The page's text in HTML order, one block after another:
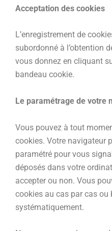
Acceptation des cookies
L’enregistrement de
subordonné à l’obtention
vous donnez en cliquant
bandeau cookie.
Le paramétrage de votre
Vous pouvez à tout
cookies. Votre navigateur
paramétré pour vous
déposés dans votre
accepter ou non. Vous
cookies au cas par cas ou
systématiquement.